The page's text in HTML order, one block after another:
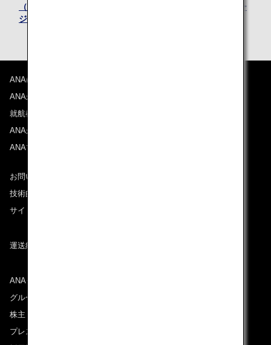
（Transportation Security Administration）のホームペー
ジ(英語)
ANAについて
ANAからのお知らせ
就航都市
ANAがお約束する体験
ANAマイレージクラブ
お問い合わせ
技術的なお問い合わせ（推奨環境）
サイトマップ
運送約款
ANAグループについて
グループ企業一覧
株主・投資家情報
プレスリリース